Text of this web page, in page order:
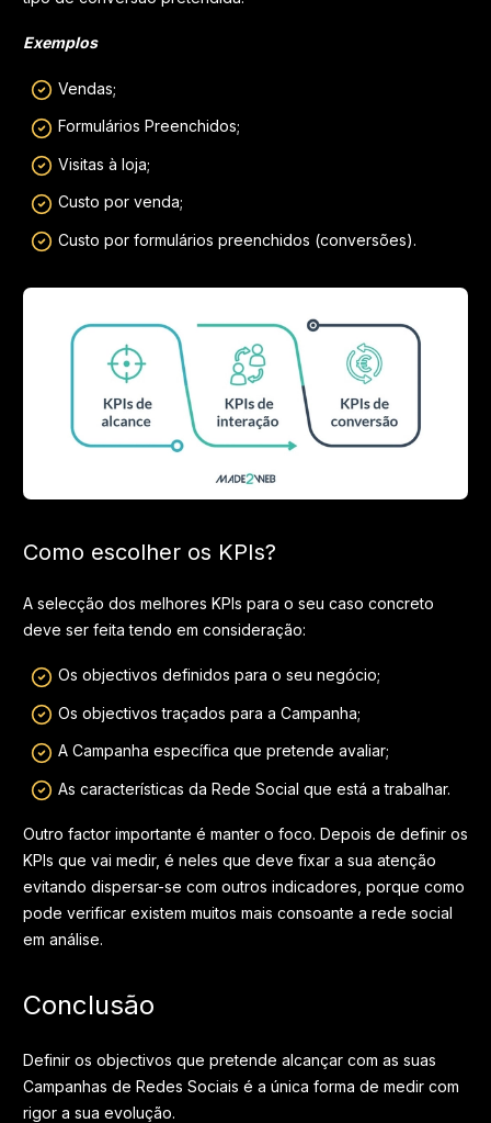
Exemplos
Vendas;
Formulários Preenchidos;
Visitas à loja;
Custo por venda;
Custo por formulários preenchidos (conversões).
Como escolher os KPIs?
A selecção dos melhores KPIs para o seu caso concreto
deve ser feita tendo em consideração:
Os objectivos definidos para o seu negócio;
Os objectivos traçados para a Campanha;
A Campanha específica que pretende avaliar;
As características da Rede Social que está a trabalhar.
Outro factor importante é manter o foco. Depois de definir os
KPIs que vai medir, é neles que deve fixar a sua atenção
evitando dispersar-se com outros indicadores, porque como
pode verificar existem muitos mais consoante a rede social
em análise.
Conclusão
Definir os objectivos que pretende alcançar com as suas
Campanhas de Redes Sociais é a única forma de medir com
rigor a sua evolução.